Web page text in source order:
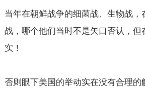
当年在朝鲜战争的细菌战、生物战，
战，哪个他们当时不是矢口否认，但
实！
否则眼下美国的举动实在没有合理的